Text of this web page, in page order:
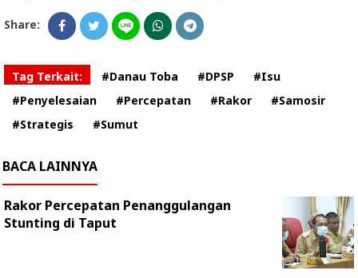
Share:
Tag Terkait: #Danau Toba #DPSP
#Isu
#Penyelesaian
#Percepatan #Rakor
#Samosir
#Strategis
#Sumut
BACA LAINNYA
Rakor Percepatan Penanggulangan
Stunting di Taput